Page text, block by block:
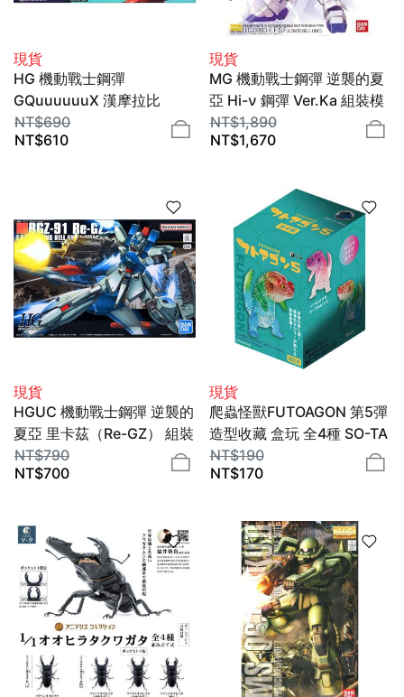
現貨
HG 機動戰士鋼彈
GQuuuuuuX 漢摩拉比
(GQ) 組裝模型 1/144
BANDAI SPIRITS
NT$690
NT$610
現貨
MG 機動戰士鋼彈 逆襲的夏
亞 Hi-ν 鋼彈 Ver.Ka 組裝模
型 1/100 BANDAI SPIRITS
NT$1,890
NT$1,670
現貨
HGUC 機動戰士鋼彈 逆襲的
夏亞 里卡茲（Re-GZ） 組裝
模型 1/144 BANDAI
SPIRITS
NT$790
NT$700
現貨
爬蟲怪獸FUTOAGON 第5彈
造型收藏 盒玩 全4種 SO-TA
NT$190
NT$170